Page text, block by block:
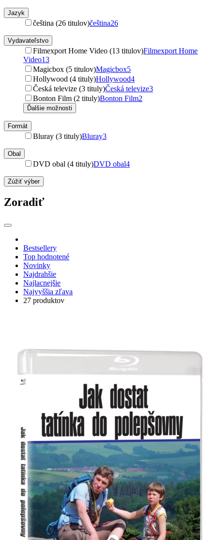
Jazyk
čeština (26 titulov)čeština26
Vydavateľstvo
Filmexport Home Video (13 titulov)Filmexport Home
Video13
Magicbox (5 titulov)Magicbox5
Hollywood (4 tituly)Hollywood4
Česká televize (3 tituly)Česká televize3
Bonton Film (2 tituly)Bonton Film2
Ďalšie možnosti
Formát
Bluray (3 tituly)Bluray3
Obal
DVD obal (4 tituly)DVD obal4
Zúžiť výber
Zoradiť
Bestsellery
Top hodnotené
Novinky
Najdrahšie
Najlacnejšie
Najvyššia zľava
27 produktov